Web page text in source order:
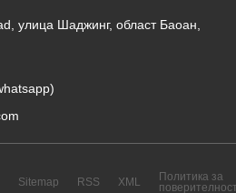
улица Шаджинг, област Баоан,
Sitemap RSS XML
Политика за